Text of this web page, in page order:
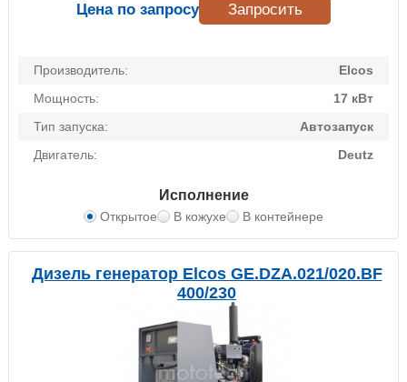
Производитель:
Elcos
Мощность:
17 кВт
Тип запуска:
Автозапуск
Двигатель:
Deutz
Исполнение
Открытое В кожухе В контейнере
Цена по запросу Запросить
Дизель генератор Elcos GE.DZA.021/020.BF
400/230